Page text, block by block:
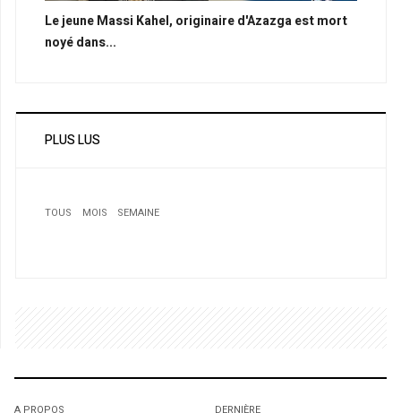
Le jeune Massi Kahel, originaire d'Azazga est mort
noyé dans...
PLUS LUS
TOUS MOIS
SEMAINE
Ils y affronteront le 5 juin les Émirats Arabes Unis : Les
1
1